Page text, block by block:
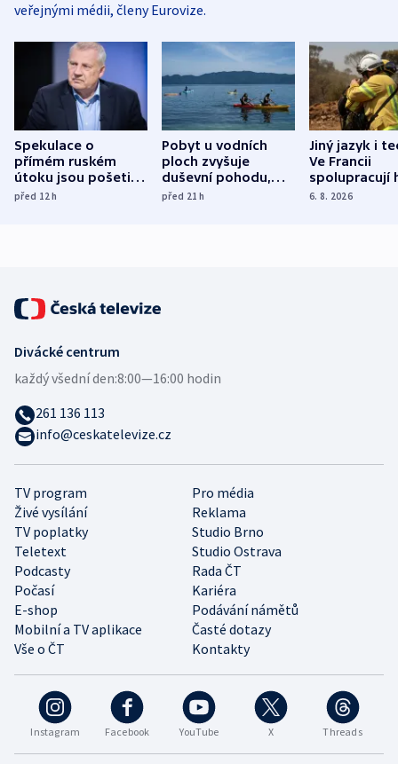
veřejnými médii, členy Eurovize.
Spekulace o
přímém ruském
útoku jsou pošetilé,
míní estonský
před 12h
Pobyt u vodních
ploch zvyšuje
duševní pohodu,
ukázala
před 21h
Jiný jazyk i
Ve Francii
spolupracují
různých zemí
6. 8. 2026
Instagram Facebook YouTube X Threads
TV program
Pro média
Živé vysílání
Reklama
TV poplatky
Studio Brno
Teletext
Studio Ostrava
Podcasty
Rada ČT
Počasí
Kariéra
E-shop
Podávání námětů
Mobilní a TV aplikace
Časté dotazy
Vše o ČT
Kontakty
Divácké centrum
každý všední den:8:00—16:00 hodin
261 136 113
info@ceskatelevize.cz